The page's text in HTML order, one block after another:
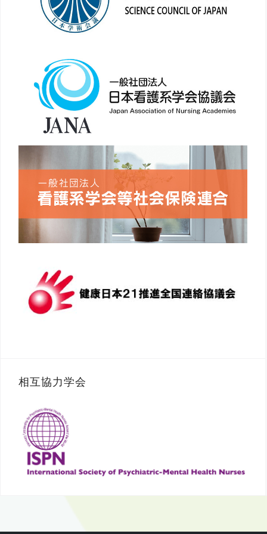
相互協力学会